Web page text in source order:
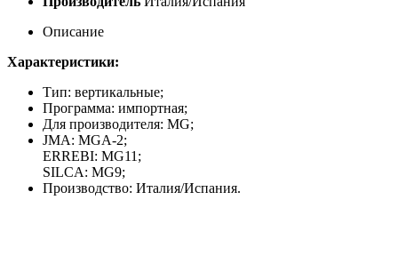
Описание
Характеристики:
Тип: вертикальные;
Программа: импортная;
Для производителя: MG;
JMA: MGA-2;
ERREBI: MG11;
SILCA: MG9;
Производство: Италия/Испания.